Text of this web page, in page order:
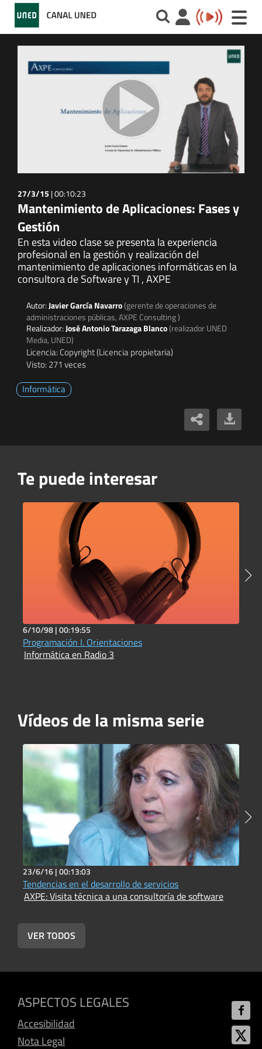
Toggle
27/3/15 |00:10:23
Mantenimiento de Aplicaciones: Fases y
Gestión
En esta video clase se presenta la experiencia
profesional en la gestión y realización del
mantenimiento de aplicaciones informáticas en la
consultora de Software y TI , AXPE
Autor:Javier García Navarro(gerente de operaciones de
administraciones públicas, AXPE Consulting )
Realizador:José Antonio Tarazaga Blanco(realizador UNED
Media, UNED)
Licencia: Copyright (Licencia propietaria)
Visto: 271 veces
Informática
Te puede interesar
6/10/98 |00:19:55
Programación I. Orientaciones
Informática en Radio 3
Vídeos de la misma serie
23/6/16 |00:13:03
Tendencias en el desarrollo de servicios
AXPE: Visita técnica a una consultoría de software
VER TODOS
ASPECTOS LEGALES
Accesibilidad
Nota Legal